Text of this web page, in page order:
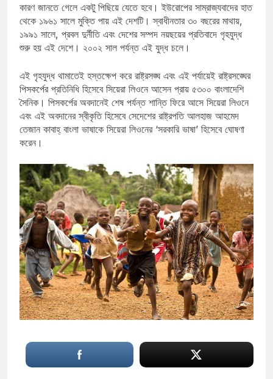
কারণ জানতে গেলে একটু পিছিয়ে যেতে হবে। ইউরোপের সাম্রাজ্যবাদের হাত
থেকে ১৯৬১ সালে মুক্তি পায় এই দেশটি। স্বাধীনতার ৩০ বছরের মাথায়,
১৯৯১ সালে, প্রবল দুর্নীতি এবং দেশের সম্পদ নয়ছয়ের প্রতিবাদে গৃহযুদ্ধ
শুরু হয় এই দেশে। ২০০২ সাল পর্যন্ত এই যুদ্ধ চলে।
এই গৃহযুদ্ধ থামাতেই হস্তক্ষেপ করে রাষ্ট্রসঙ্ঘ এবং এই পর্যায়েই রাষ্ট্রসঙ্ঘের
পিসকর্পের প্রতিনিধি হিসেবে সিয়েরা লিওনে আসেন প্রায় ৫৩০০ বাংলাদেশি
সৈনিক। পিসকর্পের অবদানেই শেষ পর্যন্ত শান্তি ফিরে আসে সিয়েরা লিওনে
এবং এই অবদানের স্বীকৃতি হিসেবে সেদেশের রাষ্ট্রপতি আলহাজ আহমেদ
তেজান কাবাহ্ বাংলা ভাষাকে সিয়েরা লিওনের ‘সরকারি ভাষা’ হিসেবে ঘোষণা
করেন।